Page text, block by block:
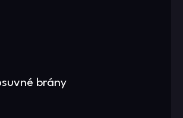
brány